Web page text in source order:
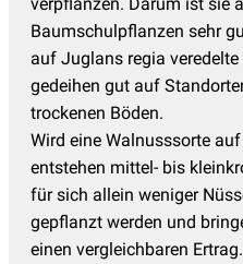
Baumschulpflanzen sehr
auf Juglans regia
gedeihen gut auf
trockenen Böden.
Wird eine Walnusssorte
entstehen mittel- bis
für sich allein weniger
gepflanzt werden und
einen vergleichbaren